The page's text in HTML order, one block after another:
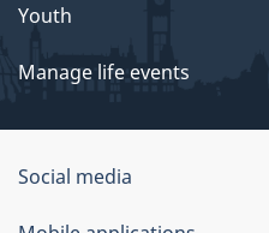
Youth
Manage life events
Government
of
Social media